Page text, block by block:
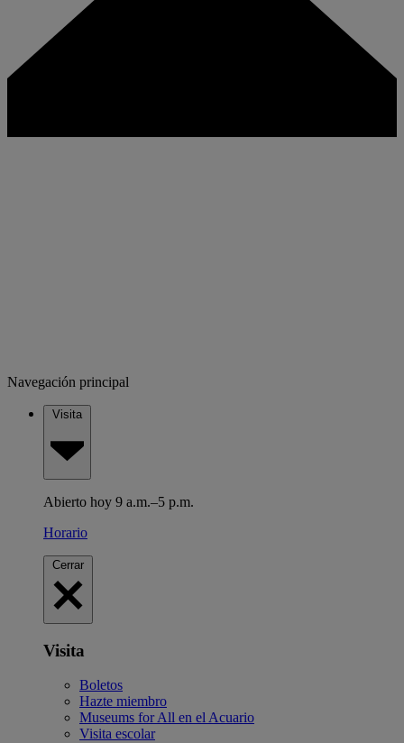
Navegación principal
Visita
Abierto hoy 9 a.m.–5 p.m.
Horario
Cerrar
Visita
Boletos
Hazte miembro
Museums for All en el Acuario
Visita escolar